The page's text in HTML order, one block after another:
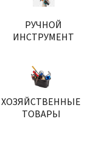
РУЧНОЙ
ИНСТРУМЕНТ
ХОЗЯЙСТВЕННЫЕ
ТОВАРЫ